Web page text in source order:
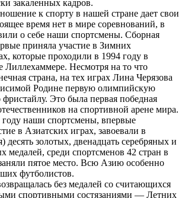
закаленных кадров.
к спорту в нашей стране дает свои
время нет в мире соревнований, в
о себе наши спортсмены. Сборная
приняла участие в Зимних
которые проходили в 1994 году в
Лиллехаммере. Несмотря на то что
страна, на тех играх Лина Черязова
Родине первую олимпийскую
Это была первая победная
на спортивной арене мира.
наши спортсмены, впервые
в Азиатских играх, завоевали в
золотых, двенадцать серебряных и
медалей, среди спортсменов 42 стран в
пятое место. Всю Азию особенно
футболистов.
без медалей со считающихся
спортивными состязаниями — Летних